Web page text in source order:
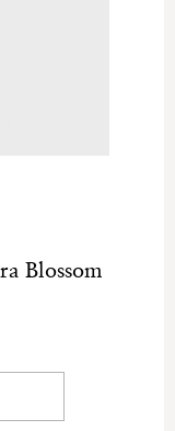
Blossom